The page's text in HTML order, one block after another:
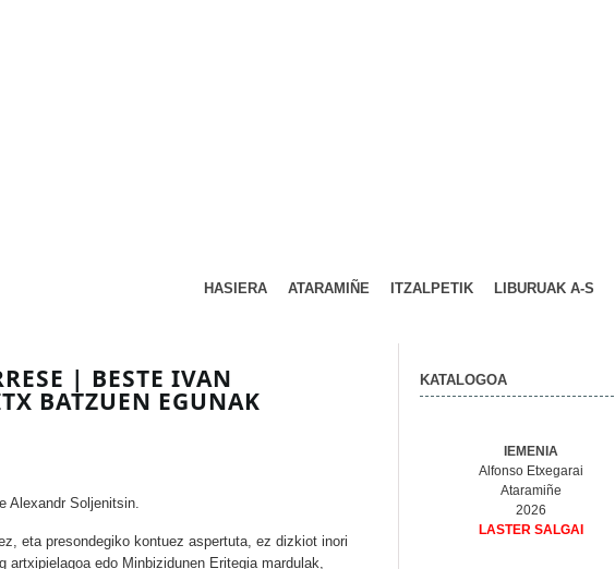
HASIERA ATARAMIÑE ITZALPETIK LIBURUAK A-S
| BESTE IVAN
BATZUEN EGUNAK
Alexandr Soljenitsin.
eta presondegiko kontuez aspertuta, ez dizkiot inori
artxipielagoa edo Minbizidunen Eritegia mardulak,
KATALOGOA
IEMENIA
Alfonso Etxegarai
Ataramiñe
2026
LASTER SALGAI